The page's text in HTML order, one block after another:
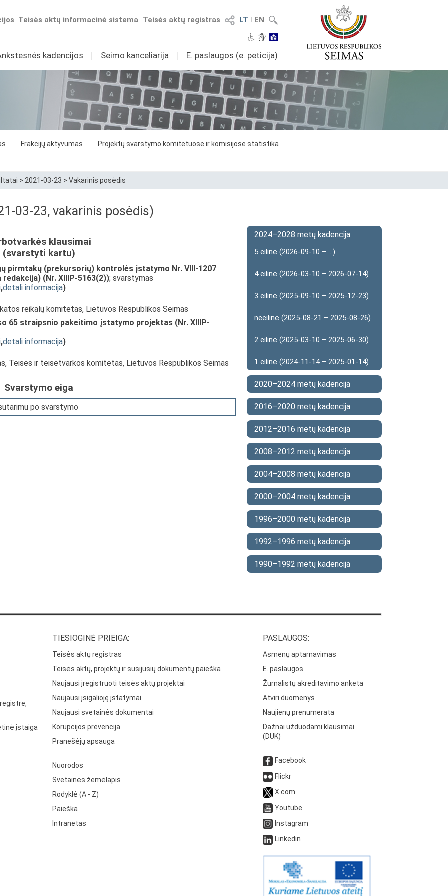
LT I EN
Teisės aktų registras
Teisės aktų informacinė sistema
kadencijos I Seimo kanceliarija I E. paslaugos (e. peticija)
Frakcijų aktyvumas
Projektų svarstymo komitetuose ir komisijose statistika
> 2021-03-23 > Vakarinis posėdis
03-23, vakarinis posėdis)
klausimai
(svarstyti kartu)
pirmtakų (prekursorių) kontrolės įstatymo Nr. VIII-1207
(Nr. XIIIP-5163(2)); svarstymas
,detali informacija)
reikalų komitetas, Lietuvos Respublikos Seimas
65 straipsnio pakeitimo įstatymo projektas (Nr. XIIIP-
,detali informacija)
Teisės ir teisėtvarkos komitetas, Lietuvos Respublikos Seimas
Svarstymo eiga
po svarstymo
2024–2028 metų kadencija
5 eilinė (2026-09-10 – ...)
4 eilinė (2026-03-10 – 2026-07-14)
3 eilinė (2025-09-10 – 2025-12-23)
neeilinė (2025-08-21 – 2025-08-26)
2 eilinė (2025-03-10 – 2025-06-30)
1 eilinė (2024-11-14 – 2025-01-14)
2020–2024 metų kadencija
2016–2020 metų kadencija
2012–2016 metų kadencija
2008–2012 metų kadencija
2004–2008 metų kadencija
2000–2004 metų kadencija
1996–2000 metų kadencija
1992–1996 metų kadencija
1990–1992 metų kadencija
įstaiga
TIESIOGINĖ PRIEIGA:
Teisės aktų registras
Teisės aktų, projektų ir susijusių dokumentų paieška
Naujausi įregistruoti teisės aktų projektai
Naujausi įsigalioję įstatymai
Naujausi svetainės dokumentai
Korupcijos prevencija
Pranešėjų apsauga
Nuorodos
Svetainės žemėlapis
Rodyklė (A - Z)
Paieška
Intranetas
PASLAUGOS:
Asmenų aptarnavimas
E. paslaugos
Žurnalistų akreditavimo anketa
Atviri duomenys
Naujienų prenumerata
Dažnai užduodami klausimai
(DUK)
Facebook
Flickr
X.com
Youtube
Instagram
Linkedin